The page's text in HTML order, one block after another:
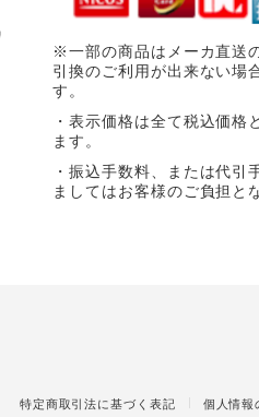
※一部の商品はメーカ直送
引換のご利用が出来ない場
す。
・表示価格は全て税込価格
ます。
・振込手数料、または代引
ましてはお客様のご負担と
特定商取引法に基づく表記 個人情報